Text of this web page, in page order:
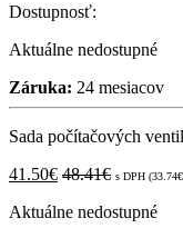
Dostupnosť:
Aktuálne nedostupné
Záruka: 24 mesiacov
Sada počítačových
41.50€ 48.41€ s DPH (33.74€
Aktuálne nedostupné